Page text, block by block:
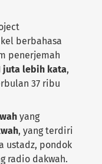
berbahasa
penerjemah
juta lebih kata,
37 ribu
yang
, yang terdiri
ustadz, pondok
radio dakwah.